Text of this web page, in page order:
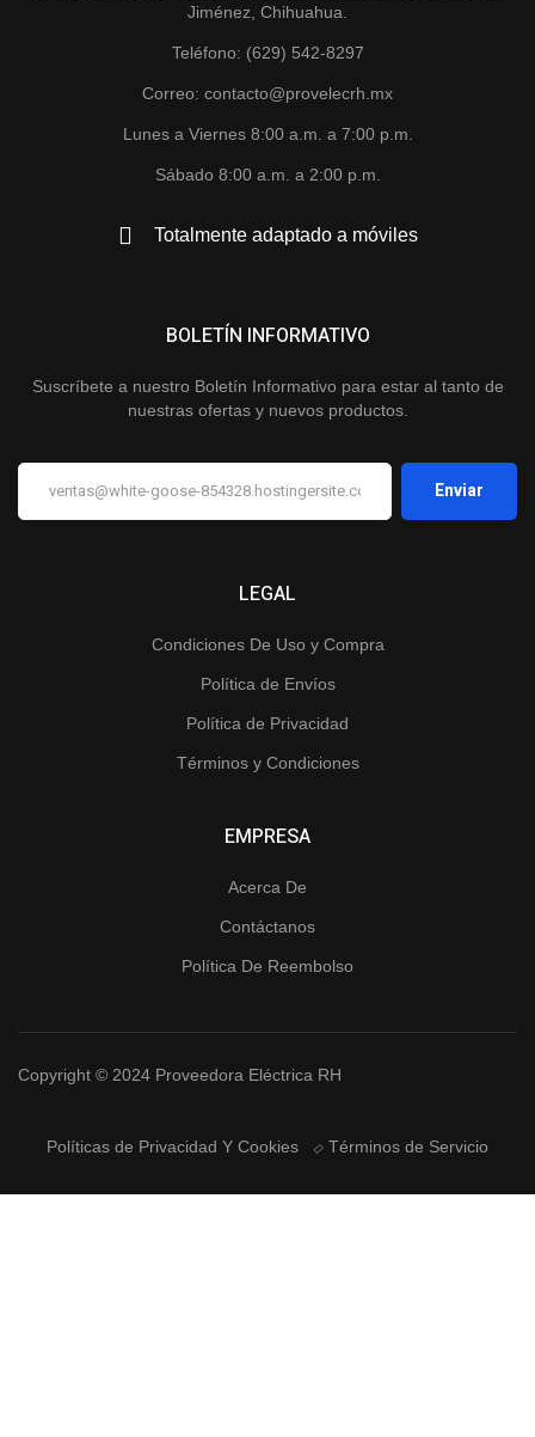
Jiménez, Chihuahua.
Teléfono: (629) 542-8297
Correo: contacto@provelecrh.mx
Lunes a Viernes 8:00 a.m. a 7:00 p.m.
Sábado 8:00 a.m. a 2:00 p.m.
Totalmente adaptado a móviles
LEGAL
Condiciones De Uso y Compra
Política de Envíos
Política de Privacidad
Términos y Condiciones
EMPRESA
Acerca De
Contáctanos
Política De Reembolso
BOLETÍN INFORMATIVO
Suscríbete a nuestro Boletín Informativo para estar al tanto de
nuestras ofertas y nuevos productos.
Copyright © 2024 Proveedora Eléctrica RH
Políticas de Privacidad Y Cookies Términos de Servicio